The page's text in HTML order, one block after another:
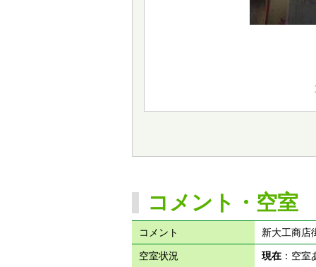
コメント・空室
コメント 新大工商店
空室状況 現在：空